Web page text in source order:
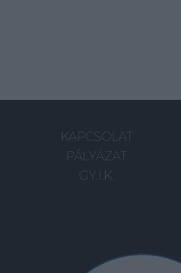
KAPCSOLAT
PÁLYÁZAT
GY.I.K.